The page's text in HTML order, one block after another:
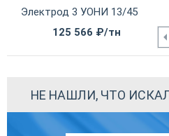
Электрод 3 УОНИ 13/45
125 566 ₽/тн
НЕ НАШЛИ, ЧТО